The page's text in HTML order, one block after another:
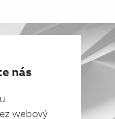
nás
webový